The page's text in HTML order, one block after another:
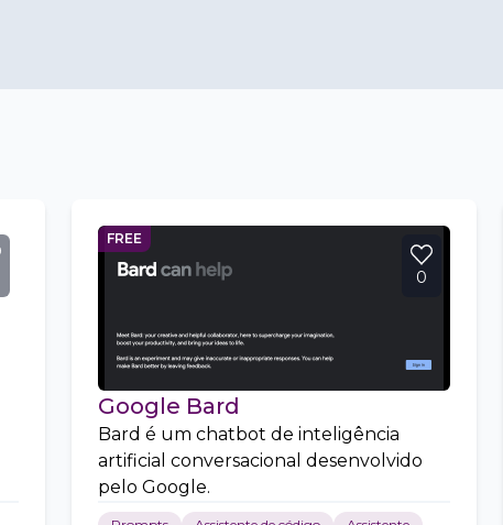
FREE
0
Google Bard
Bard é um chatbot de inteligência
artificial conversacional desenvolvido
pelo Google.